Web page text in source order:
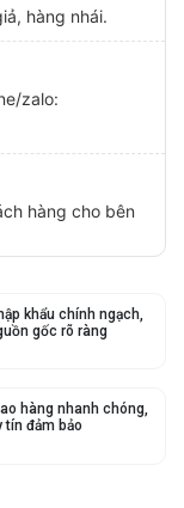
hàng nhái.
zalo:
hàng cho bên
khẩu chính ngạch,
gốc rõ ràng
hàng nhanh chóng,
tín đảm bảo